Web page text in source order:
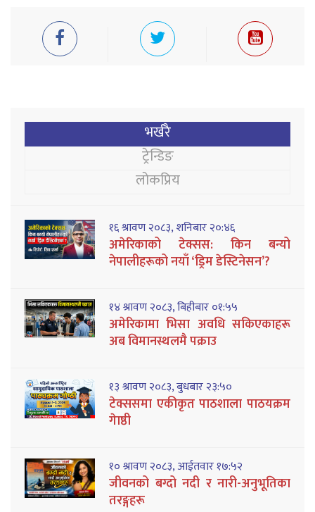
भर्खरै
ट्रेन्डिङ
लोकप्रिय
१६ श्रावण २०८३, शनिबार २०:४६
अमेरिकाको टेक्सस: किन बन्यो
नेपालीहरूको नयाँ ‘ड्रिम डेस्टिनेसन’?
१४ श्रावण २०८३, बिहीबार ०१:५५
अमेरिकामा भिसा अवधि सकिएकाहरू
अब विमानस्थलमै पक्राउ
१३ श्रावण २०८३, बुधबार २३:५०
टेक्ससमा एकीकृत पाठशाला पाठयक्रम
गेाष्ठी
१० श्रावण २०८३, आईतवार १७:५२
जीवनको बग्दो नदी र नारी-अनुभूतिका
तरङ्गहरू